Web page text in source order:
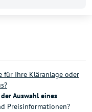
für Ihre Kläranlage oder
Auswahl eines
Preisinformationen?